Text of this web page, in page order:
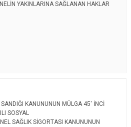
YAKINLARINA SAĞLANAN HAKLAR
KANUNUNUN MÜLGA 45' İNCİ
SOSYAL
SAĞLIK SİGORTASI KANUNUNUN